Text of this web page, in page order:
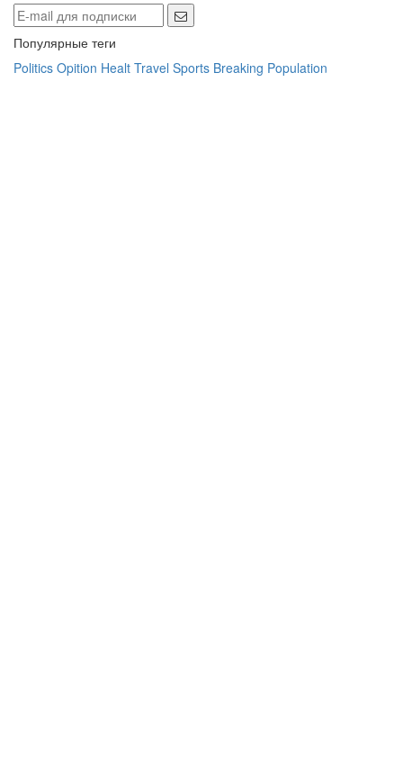
Популярные теги
Politics Opition Healt Travel Sports Breaking Population